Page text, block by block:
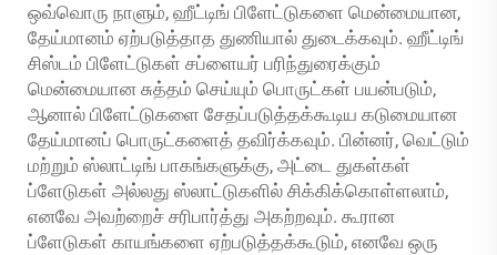
ஒவ்வொரு நாளும், ஹீட்டிங் பிளேட்டுகளை மென்மையான,
தேய்மானம் ஏற்படுத்தாத துணியால் துடைக்கவும். ஹீட்டிங்
சிஸ்டம் பிளேட்டுகள் சப்ளையர் பரிந்துரைக்கும்
மென்மையான சுத்தம் செய்யும் பொருட்கள் பயன்படும்,
ஆனால் பிளேட்டுகளை சேதப்படுத்தக்கூடிய கடுமையான
தேய்மானப் பொருட்களைத் தவிர்க்கவும். பின்னர், வெட்டும்
மற்றும் ஸ்லாட்டிங் பாகங்களுக்கு, அட்டை துகள்கள்
ப்ளேடுகள் அல்லது ஸ்லாட்டுகளில் சிக்கிக்கொள்ளலாம்,
எனவே அவற்றைச் சரிபார்த்து அகற்றவும். கூரான
ப்ளேடுகள் காயங்களை ஏற்படுத்தக்கூடும், எனவே ஒரு